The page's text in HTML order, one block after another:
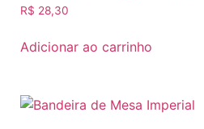
R$ 28,30
Adicionar ao carrinho